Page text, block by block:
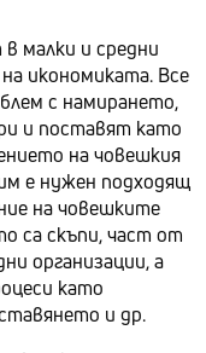
малки и средни
икономиката. Все
с намирането,
и поставят като
на човешкия
е нужен подходящ
на човешките
са скъпи, част от
организации, а
като
и др.